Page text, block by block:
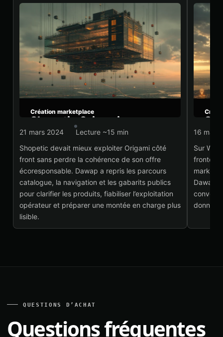
Création marketplace
Shopetic Origami :
frontend marketplace
Voir le projet→
21 mars 2024
Lecture ~15 min
Shopetic devait mieux exploiter Origami côté
front sans perdre la cohérence de son offre
écoresponsable. Dawap a repris les parcours
catalogue, la navigation et les gabarits publics
pour clarifier les produits, fiabiliser l’exploitation
opérateur et préparer une montée en charge plus
lisible.
16 mars
Sur
frontend
Dawap
donner
QUESTIONS D’ACHAT
Questions fréquentes